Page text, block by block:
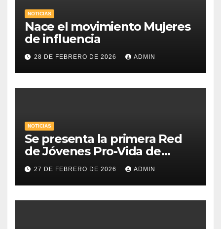
NOTICIAS
Nace el movimiento Mujeres
de influencia
28 DE FEBRERO DE 2026 ADMIN
NOTICIAS
Se presenta la primera Red
de Jóvenes Pro-Vida de
Uruguay
27 DE FEBRERO DE 2026 ADMIN